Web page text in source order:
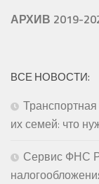
АРХИВ 2019-
ВСЕ НОВОСТИ:
их семей: что
Сервис ФНС